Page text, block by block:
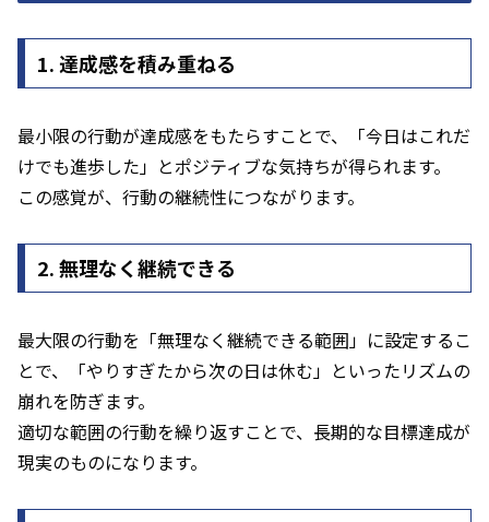
1. 達成感を積み重ねる
最小限の行動が達成感をもたらすことで、「今日はこれだ
けでも進歩した」とポジティブな気持ちが得られます。
この感覚が、行動の継続性につながります。
2. 無理なく継続できる
最大限の行動を「無理なく継続できる範囲」に設定するこ
とで、「やりすぎたから次の日は休む」といったリズムの
崩れを防ぎます。
適切な範囲の行動を繰り返すことで、長期的な目標達成が
現実のものになります。